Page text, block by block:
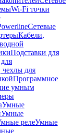
Wi-Fi точки
Сетевые
Кабели,
Подставки для
для
Программное
умным
Умные
Умные
релеУмные